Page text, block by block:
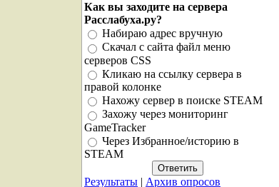
Как вы заходите на сервера
Расслабуха.ру?
Набираю адрес вручную
Скачал с сайта файл меню
серверов CSS
Кликаю на ссылку сервера в
правой колонке
Нахожу сервер в поиске STEAM
Захожу через мониторинг
GameTracker
Через Избранное/историю в
STEAM
Результаты | Архив опросов